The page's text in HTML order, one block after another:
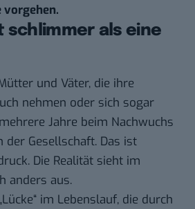
vorgehen.
schlimmer als eine
und Väter, die ihre
nehmen oder sich sogar
Jahre beim Nachwuchs
der Gesellschaft. Das ist
Die Realität sieht im
anders aus.
im Lebenslauf, die durch